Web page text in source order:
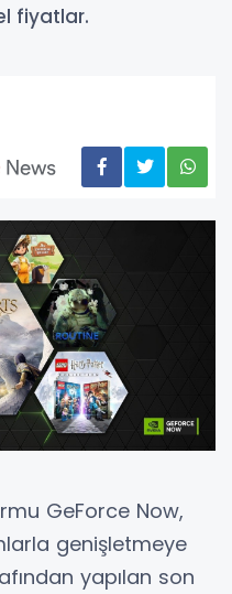
fiyatlar.
GeForce Now,
genişletmeye
yapılan son